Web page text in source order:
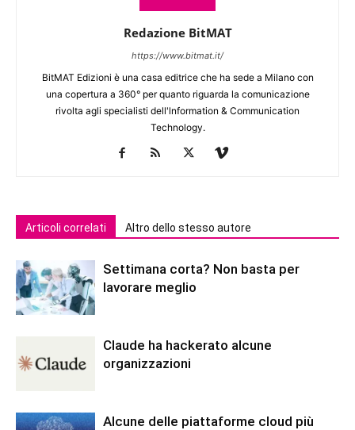
Redazione BitMAT
https://www.bitmat.it/
BitMAT Edizioni è una casa editrice che ha sede a Milano con
una copertura a 360° per quanto riguarda la comunicazione
rivolta agli specialisti dell'lnformation & Communication
Technology.
Articoli correlati Altro dello stesso autore
Settimana corta? Non basta per
lavorare meglio
Claude ha hackerato alcune
organizzazioni
Alcune delle piattaforme cloud più